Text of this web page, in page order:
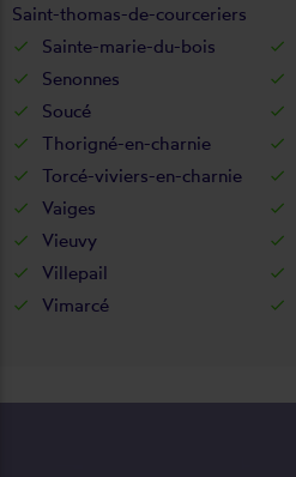
Saint-thomas-de-courceriers
Sainte-marie-du-bois
Senonnes
Soucé
Thorigné-en-charnie
Torcé-viviers-en-charnie
Vaiges
Vieuvy
Villepail
Vimarcé